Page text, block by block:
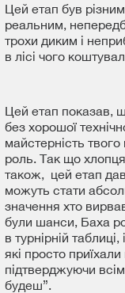
Цей етап був
реальним,
трохи диким і
в лісі чого
Цей етап показав,
без хорошої
майстерність
роль. Так що
також, цей етап дав
можуть стати
значення хто
були шанси, Баха
в турнірній
які просто
підтверджуючи
будеш”.